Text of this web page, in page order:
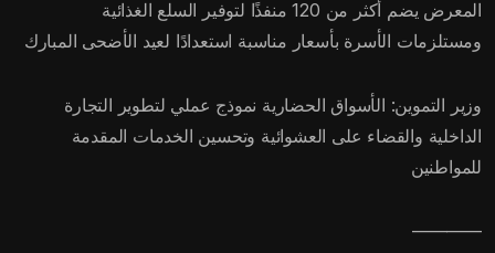
المعرض يضم أكثر من 120 منفذًا لتوفير السلع الغذائية
ومستلزمات الأسرة بأسعار مناسبة استعدادًا لعيد الأضحى المبارك
وزير التموين: الأسواق الحضارية نموذج عملي لتطوير التجارة
الداخلية والقضاء على العشوائية وتحسين الخدمات المقدمة
للمواطنين
————